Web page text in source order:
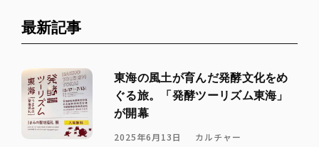
最新記事
東海の風土が育んだ発酵文化をめ
ぐる旅。「発酵ツーリズム東海」
が開幕
2025年6月13日 カルチャー